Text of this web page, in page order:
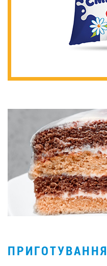
ПРИГОТУВАННЯ